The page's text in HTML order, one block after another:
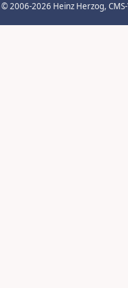
© 2006-2026 Heinz Herzog,